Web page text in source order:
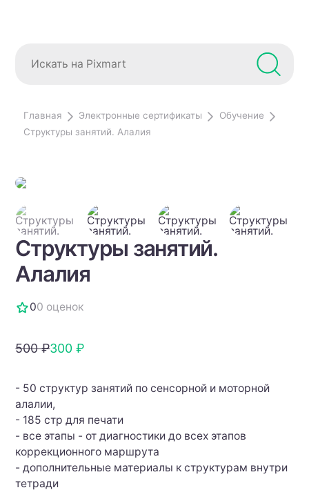
Главная Электронные сертификаты
Обучение
Структуры занятий. Алалия
Структуры занятий.
Алалия
00 оценок
500 ₽300 ₽
- 50 структур занятий по сенсорной и моторной
алалии,
- 185 стр для печати
- все этапы - от диагностики до всех этапов
коррекционного маршрута
- дополнительные материалы к структурам внутри
тетради